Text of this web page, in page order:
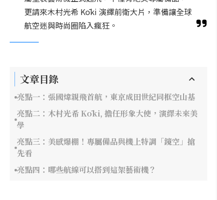
更請來木村光希 Kōki 演繹前衛大片，準備讓全球
航空迷與時尚圈陷入瘋狂。
文章目錄
亮點一：張國煒親飛首航，東京成田世紀同框空山基
亮點二：木村光希 Kōki, 擔任形象大使，演繹未來美
學
亮點三：美感爆棚！專屬備品與機上特調「鏡空」搶
先看
亮點四：哪些航線可以搭到這架藝術機？